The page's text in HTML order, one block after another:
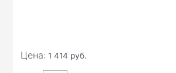
Цена: 1 414 руб.